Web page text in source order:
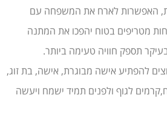
האפשרות לארח את המשפחה עם
מטריפים בטוח יהפכו את המתנה
תספק חוויה טעימה ביותר.
להפתיע אישה מבוגרת, אישה, בת זוג,
לגוף ולפנים תמיד ישמח ויעשה